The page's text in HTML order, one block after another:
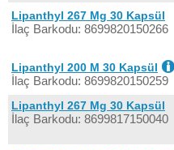
Lipanthyl 267 Mg 30 Kapsül
İlaç Barkodu: 8699820150266
Lipanthyl 200 M 30 Kapsül
İlaç Barkodu: 8699820150259
Lipanthyl 267 Mg 30 Kapsül
İlaç Barkodu: 8699817150040